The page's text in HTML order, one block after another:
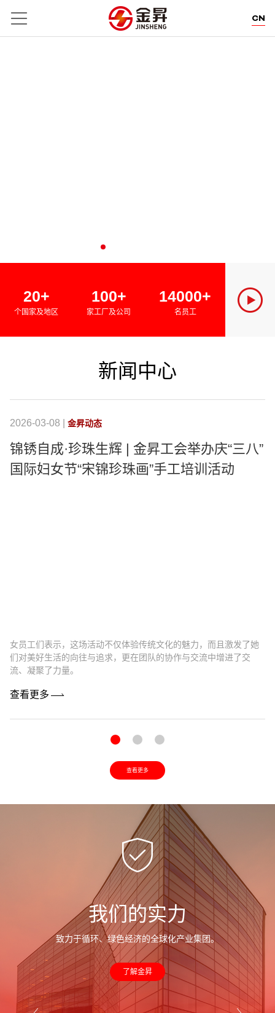
CN
EN
20+
个国家及地区
100+
家工厂及公司
14000+
名员工
金昇集团
绿色经
新闻中心
2026-03-08 | 金昇动态
锦锈自成·珍珠生辉 | 金昇工会举办庆“三八”
国际妇女节“宋锦珍珠画”手工培训活动
女员工们表示，这场活动不仅体验传统文化的魅力，而且激发了她
们对美好生活的向往与追求，更在团队的协作与交流中增进了交
流、凝聚了力量。
查看更多
查看更多
我们的实力
致力于循环、绿色经济的全球化产业集团。
了解金昇